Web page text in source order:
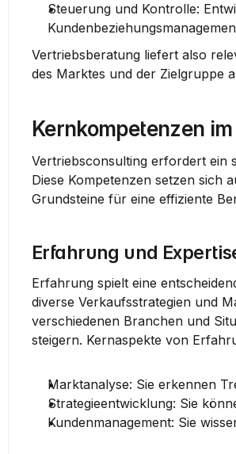
Steuerung und Kontrolle:
Vertriebsberatung liefert also
des Marktes und der Zielgruppe
Kernkompetenzen
Vertriebsconsulting erfordert ein
Diese Kompetenzen setzen sich
Grundsteine für eine effiziente
Erfahrung und
Erfahrung spielt eine
diverse Verkaufsstrategien und
verschiedenen Branchen und
steigern. Kernaspekte von
Marktanalyse: Sie erkennen
Strategieentwicklung: Sie
Kundenmanagement: Sie